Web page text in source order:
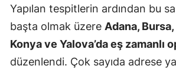
Yapılan tespitlerin ardından bu
başta olmak üzere Adana,
Konya ve Yalova’da eş zamanlı
düzenlendi. Çok sayıda adrese